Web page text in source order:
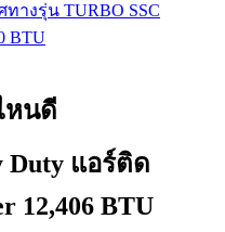
างรุ่น TURBO SSC
BTU
หนดี
Duty แอร์ติด
12,406 BTU